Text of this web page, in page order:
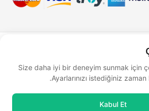
Size daha iyi bir deneyim sunmak için
Ayarlarınızı istediğiniz
Kabul Et